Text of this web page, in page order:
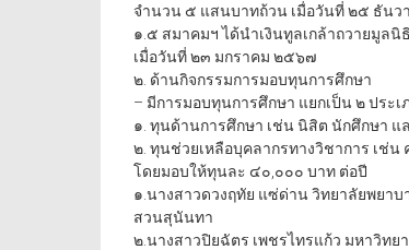
จำนวน ๕ แสนบาทถ้วน เมื่อวันที่ ๒๕ ธันว
๑.๕ สมาคมฯ ได้นำเงินทูลเกล้าถวายมูล
เมื่อวันที่ ๒๓ มกราคม ๒๕๖๗
๒. ด้านกิจกรรมการมอบทุนการศึกษา
– มีการมอบทุนการศึกษา แยกเป็น ๒ ประเ
๑. ทุนด้านการศึกษา เช่น นิสิต นักศึกษา
๒. ทุนช่วยเหลือบุคลากรทางวิชาการ เช่น
โดยมอบให้ทุนละ ๔๐,๐๐๐ บาท ต่อปี
๑.นางสาวดวงฤทัย แซ่ด่าน วิทยาลัยพยา
สวนสุนันทา
๒.นางสาวปิยฉัตร เพชรไทรแก้ว มหาวิท